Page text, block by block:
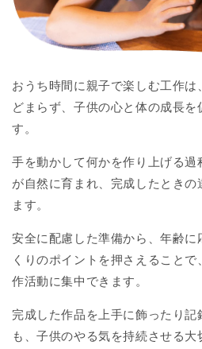
おうち時間に親子で楽しむ工作は
どまらず、子供の心と体の成長を
す。
手を動かして何かを作り上げる過
が自然に育まれ、完成したときの
ます。
安全に配慮した準備から、年齢
くりのポイントを押さえること
作活動に集中できます。
完成した作品を上手に飾ったり記
も、子供のやる気を持続させる大